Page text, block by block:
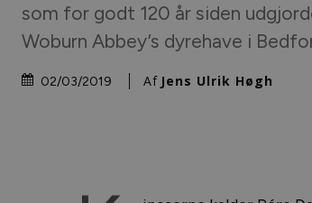
som for godt 120 år siden
Woburn Abbey’s dyrehave i
02/03/2019 Af Jens Ulrik Høgh